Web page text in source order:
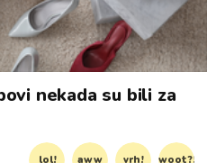
nekada su bili za
lol! aww vrh! woot?!